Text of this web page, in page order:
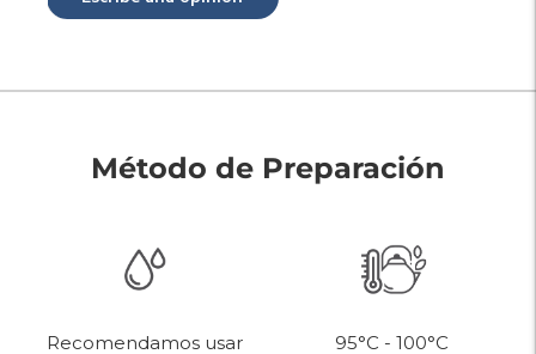
Método de Preparación
Recomendamos usar
95°C - 100°C